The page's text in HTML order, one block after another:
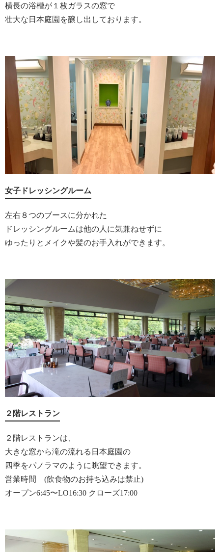
横長の浴槽が１枚ガラスの窓で
壮大な日本庭園を醸し出しております。
女子ドレッシングルーム
左右８つのブースに分かれた
ドレッシングルームは他の人に気兼ねせずに
ゆったりとメイクや髪のお手入れができます。
２階レストラン
２階レストランは、
大きな窓から滝の流れる日本庭園の
四季をパノラマのように眺望できます。
営業時間 (飲食物のお持ち込みは禁止)
オープン6:45〜LO16:30 クローズ17:00